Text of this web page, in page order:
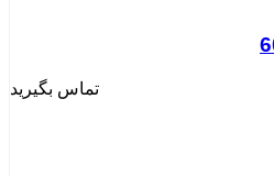
تماس بگیرید